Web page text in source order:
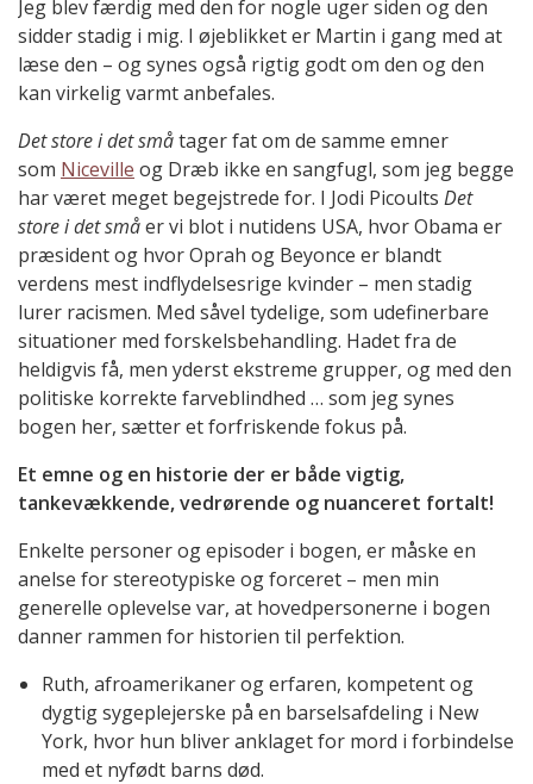
Jeg blev færdig med den for nogle uger siden og den
sidder stadig i mig. I øjeblikket er Martin i gang med at
læse den – og synes også rigtig godt om den og den
kan virkelig varmt anbefales.
Det store i det småtager fat om de samme emner
som Niceville og Dræb ikke en sangfugl, som jeg begge
har været meget begejstrede for. I Jodi Picoults Det
store i det småer vi blot i nutidens USA, hvor Obama er
præsident og hvor Oprah og Beyonce er blandt
verdens mest indflydelsesrige kvinder – men stadig
lurer racismen. Med såvel tydelige, som udefinerbare
situationer med forskelsbehandling. Hadet fra de
heldigvis få, men yderst ekstreme grupper, og med den
politiske korrekte farveblindhed … som jeg synes
bogen her, sætter et forfriskende fokus på.
Et emne og en historie der er både vigtig,
tankevækkende, vedrørende og nuanceret fortalt!
Enkelte personer og episoder i bogen, er måske en
anelse for stereotypiske og forceret – men min
generelle oplevelse var, at hovedpersonerne i bogen
danner rammen for historien til perfektion.
Ruth, afroamerikaner og erfaren, kompetent og
dygtig sygeplejerske på en barselsafdeling i New
York, hvor hun bliver anklaget for mord i forbindelse
med et nyfødt barns død.